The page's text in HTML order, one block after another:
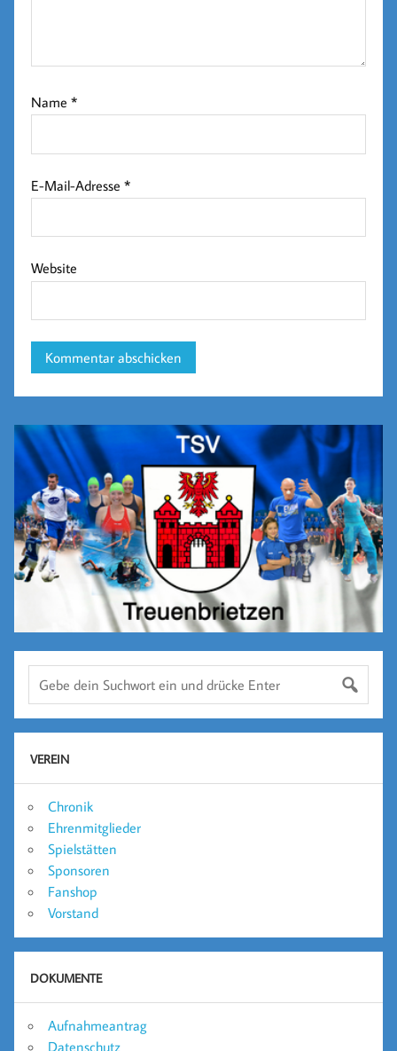
Name*
E-Mail-Adresse*
Website
VEREIN
Chronik
Ehrenmitglieder
Spielstätten
Sponsoren
Fanshop
Vorstand
DOKUMENTE
Aufnahmeantrag
Datenschutz